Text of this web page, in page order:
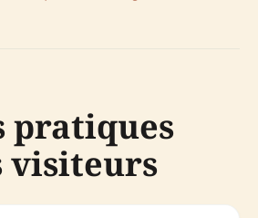
pratiques
visiteurs